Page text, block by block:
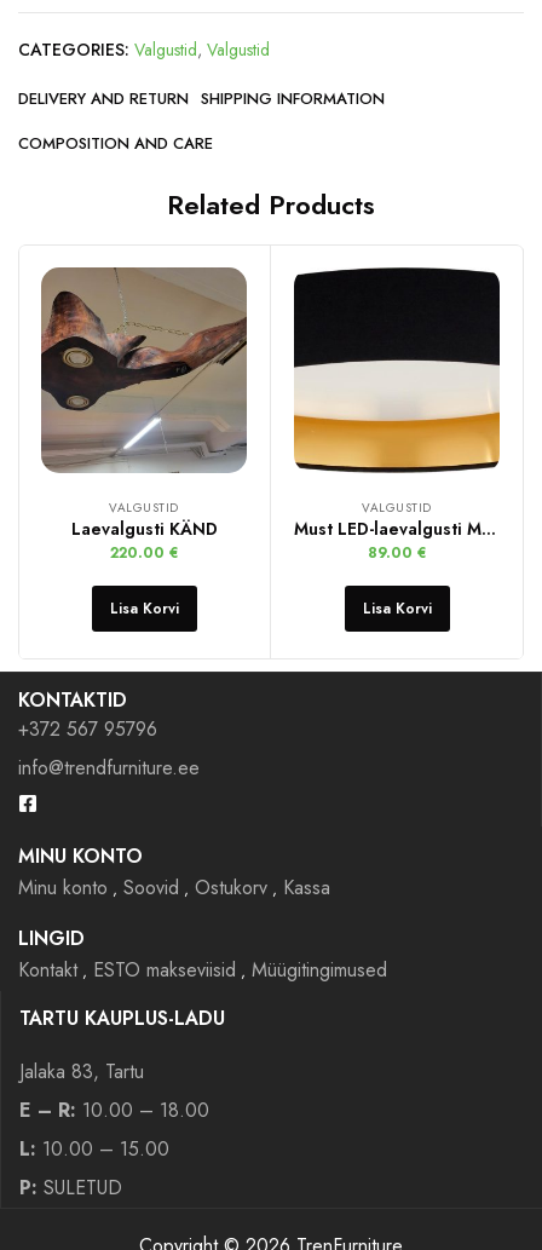
CATEGORIES: Valgustid, Valgustid
DELIVERY AND RETURN SHIPPING INFORMATION
COMPOSITION AND CARE
Related Products
VALGUSTID
Laevalgusti KÄND
220.00 €
Lisa Korvi
VALGUSTID
Must LED-laevalgusti Mallory
89.00 €
Lisa Korvi
KONTAKTID
+372 567 95796
info@trendfurniture.ee
MINU KONTO
Minu konto
Soovid Ostukorv
Kassa
LINGID
Kontakt
ESTO makseviisid
Müügitingimused
TARTU KAUPLUS-LADU
Jalaka 83, Tartu
E – R: 10.00 – 18.00
L: 10.00 – 15.00
P: SULETUD